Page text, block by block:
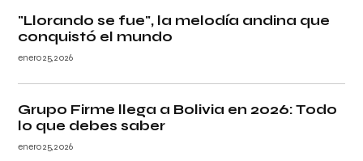
"Llorando se fue", la melodía andina que
conquistó el mundo
enero 25, 2026
Grupo Firme llega a Bolivia en 2026: Todo
lo que debes saber
enero 25, 2026